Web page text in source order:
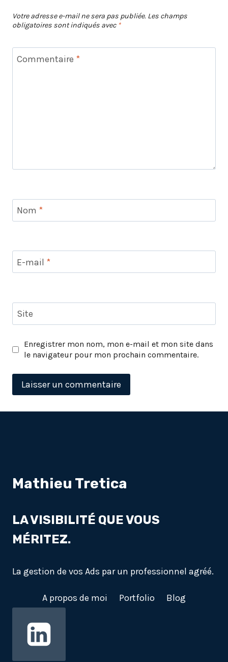
Votre adresse e-mail ne sera pas publiée. Les champs
obligatoires sont indiqués avec *
Commentaire *
Nom *
E-mail *
Site
Enregistrer mon nom, mon e-mail et mon site dans
le navigateur pour mon prochain commentaire.
Mathieu Tretica
LA VISIBILITÉ QUE VOUS
MÉRITEZ.
La gestion de vos Ads par un professionnel agréé.
A propos de moi Portfolio Blog